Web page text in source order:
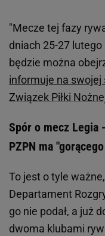
"Mecze tej fazy
dniach 25-27
będzie można
informuje na
Związek Piłki
Spór o mecz Legia
PZPN ma
To jest o tyle
Departament
go nie podał, a już
dwoma klubami